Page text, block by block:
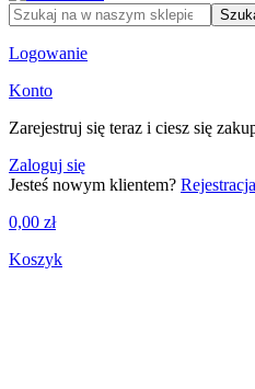
Logowanie
Konto
Zarejestruj się teraz i ciesz się
Zaloguj się
Jesteś nowym klientem? Rejestracja
0,00 zł
Koszyk